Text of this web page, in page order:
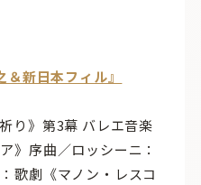
新日本フィル』
り》第3幕 バレエ音楽
》序曲／ロッシーニ：
歌劇《マノン・レスコ